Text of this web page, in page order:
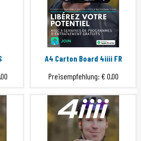
A4 Carton Board 4iiii FR
Preisempfehlung: € 0,00